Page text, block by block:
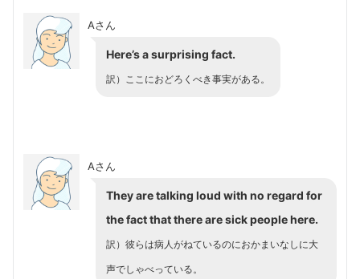
Aさん
Here’s a surprising fact.
訳）ここにおどろくべき事実がある。
Aさん
They are talking loud with no regard for
the fact that there are sick people here.
訳）彼らは病人がねているのにおかまいなしに大
声でしゃべっている。